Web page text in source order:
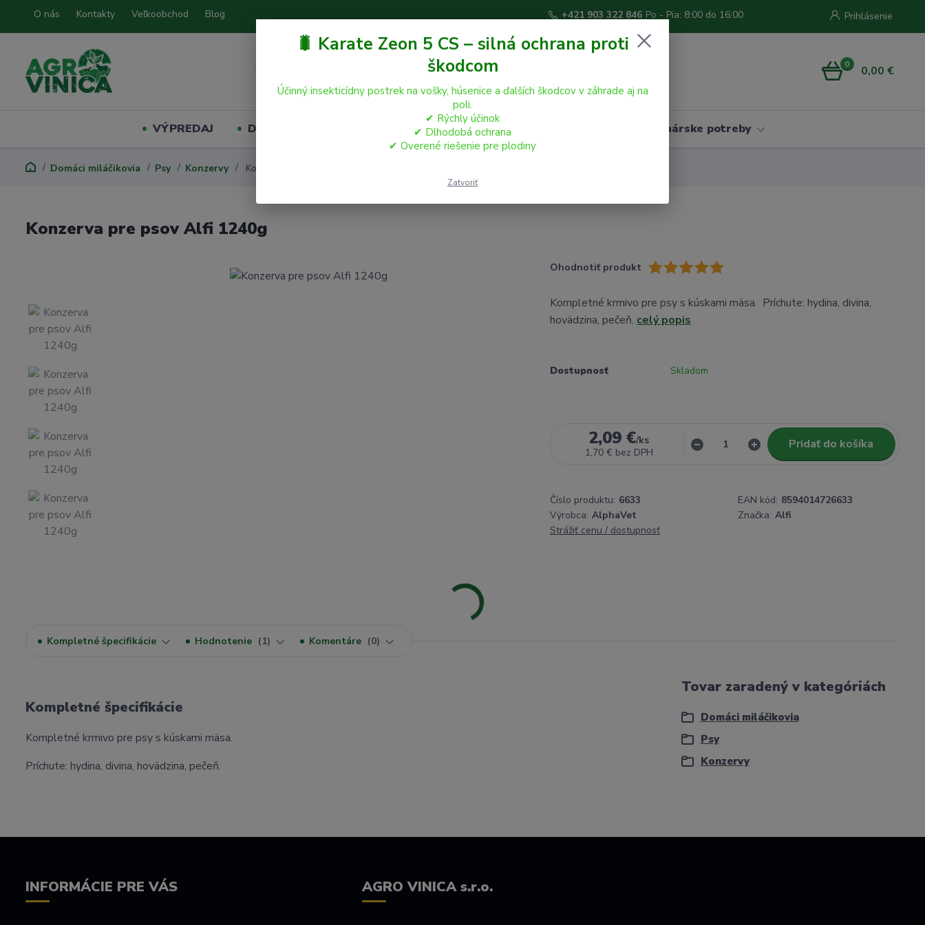
O nás Kontakty Veľkoobchod Blog Prihlásenie
+421 903 322 846 Po - Pia: 8:00 do 16:00
0 0,00 €
VÝPREDAJ Domáci miláčikovia Hospodárske zvieratá Vinárske potreby
Domáci miláčikovia Psy Konzervy Konzerva pre psov Alfi 1240g
Konzerva pre psov Alfi 1240g
Ohodnotiť produkt
Kompletné krmivo pre psy s kúskami mäsa. Príchute: hydina, divina,
hovädzina, pečeň. celý popis
Dostupnosť Skladom
2,09 €/ks
1,70 € bez DPH
Pridať do košíka
Číslo produktu: 6633 EAN kód: 8594014726633
Výrobca: AlphaVet Značka: Alfi
Strážiť cenu / dostupnosť
Kompletné špecifikácie Hodnotenie 1 Komentáre 0
Kompletné špecifikácie
Kompletné krmivo pre psy s kúskami mäsa.
Príchute: hydina, divina, hovädzina, pečeň.
Tovar zaradený v kategóriách
Domáci miláčikovia
Psy
Konzervy
INFORMÁCIE PRE VÁS AGRO VINICA s.r.o.
🐛 Karate Zeon 5 CS – silná ochrana proti
škodcom
Účinný insekticídny postrek na vošky, húsenice a ďalších škodcov v záhrade aj na
poli.
✔ Rýchly účinok
✔ Dlhodobá ochrana
✔ Overené riešenie pre plodiny
Zatvoriť